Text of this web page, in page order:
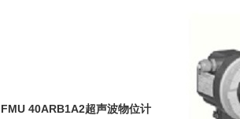
FMU 40ARB1A2超声波物位计